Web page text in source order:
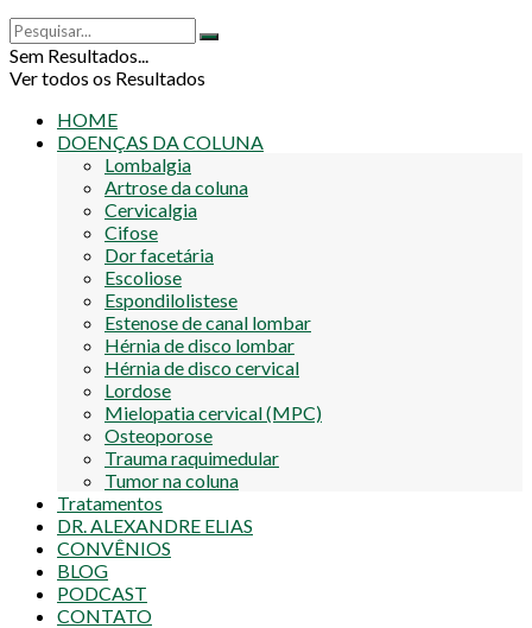
Sem Resultados...
Ver todos os Resultados
HOME
DOENÇAS DA COLUNA
Lombalgia
Artrose da coluna
Cervicalgia
Cifose
Dor facetária
Escoliose
Espondilolistese
Estenose de canal lombar
Hérnia de disco lombar
Hérnia de disco cervical
Lordose
Mielopatia cervical (MPC)
Osteoporose
Trauma raquimedular
Tumor na coluna
Tratamentos
DR. ALEXANDRE ELIAS
CONVÊNIOS
BLOG
PODCAST
CONTATO